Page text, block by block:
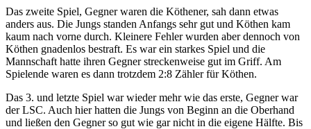
Das zweite Spiel, Gegner waren die Köthener, sah dann etwas
anders aus. Die Jungs standen Anfangs sehr gut und Köthen kam
kaum nach vorne durch. Kleinere Fehler wurden aber dennoch von
Köthen gnadenlos bestraft. Es war ein starkes Spiel und die
Mannschaft hatte ihren Gegner streckenweise gut im Griff. Am
Spielende waren es dann trotzdem 2:8 Zähler für Köthen.
Das 3. und letzte Spiel war wieder mehr wie das erste, Gegner war
der LSC. Auch hier hatten die Jungs von Beginn an die Oberhand
und ließen den Gegner so gut wie gar nicht in die eigene Hälfte. Bis